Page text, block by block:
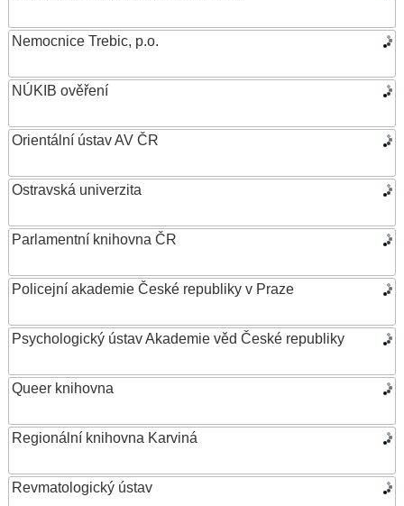
Nemocnice Trebic, p.o.
NÚKIB ověření
Orientální ústav AV ČR
Ostravská univerzita
Parlamentní knihovna ČR
Policejní akademie České republiky v Praze
Psychologický ústav Akademie věd České republiky
Queer knihovna
Regionální knihovna Karviná
Revmatologický ústav